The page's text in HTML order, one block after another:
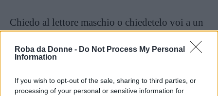
Roba da Donne - Do Not Process My Personal
Information
If you wish to opt-out of the sale, sharing to third parties, or
processing of your personal or sensitive information for
Chiedo al lettore maschio o chiedetelo voi a un
siete donne:
Quante volte, tornando a casa da solo, la